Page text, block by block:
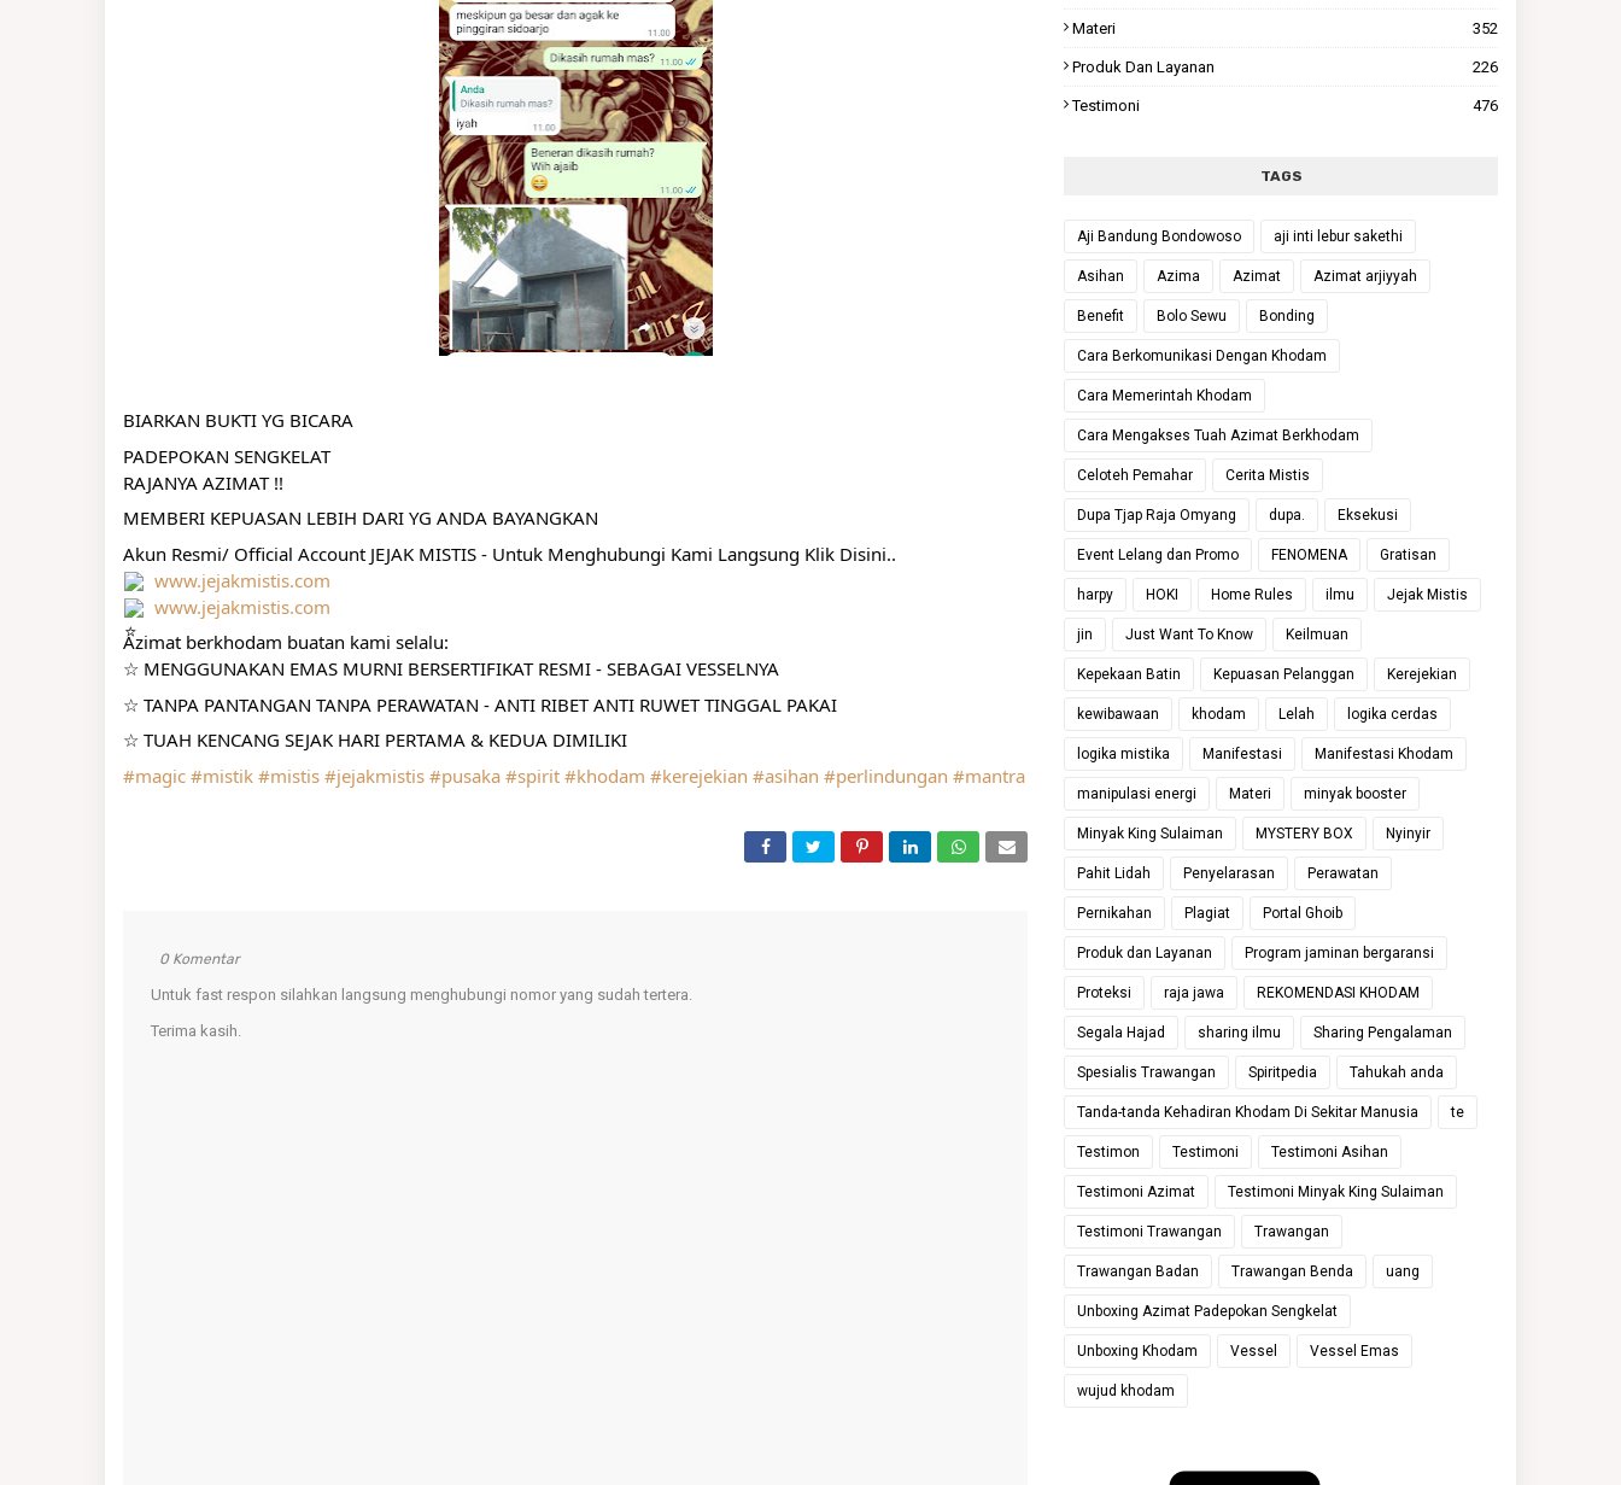
BIARKAN BUKTI YG BICARA
PADEPOKAN SENGKELAT
RAJANYA AZIMAT !!
MEMBERI KEPUASAN LEBIH DARI YG ANDA BAYANGKAN
Akun Resmi/ Official Account JEJAK MISTIS - Untuk Menghubungi Kami Langsung Klik Disini..
www.jejakmistis.com
www.jejakmistis.com
Azimat berkhodam buatan kami selalu:
☆ MENGGUNAKAN EMAS MURNI BERSERTIFIKAT RESMI - SEBAGAI VESSELNYA
☆ TANPA PANTANGAN TANPA PERAWATAN - ANTI RIBET ANTI RUWET TINGGAL PAKAI
☆ TUAH KENCANG SEJAK HARI PERTAMA & KEDUA DIMILIKI
#magic #mistik #mistis #jejakmistis #pusaka #spirit #khodam #kerejekian #asihan #perlindungan #mantra
0 Komentar
Untuk fast respon silahkan langsung menghubungi nomor yang sudah tertera.
Terima kasih.
Materi 352
Produk Dan Layanan 226
Testimoni 476
TAGS
Aji Bandung Bondowoso aji inti lebur sakethi
Asihan Azima Azimat Azimat arjiyyah
Benefit Bolo Sewu Bonding
Cara Berkomunikasi Dengan Khodam
Cara Memerintah Khodam
Cara Mengakses Tuah Azimat Berkhodam
Celoteh Pemahar Cerita Mistis
Dupa Tjap Raja Omyang dupa. Eksekusi
Event Lelang dan Promo FENOMENA Gratisan
harpy HOKI Home Rules ilmu Jejak Mistis
jin Just Want To Know Keilmuan
Kepekaan Batin Kepuasan Pelanggan Kerejekian
kewibawaan khodam Lelah logika cerdas
logika mistika Manifestasi Manifestasi Khodam
manipulasi energi Materi minyak booster
Minyak King Sulaiman MYSTERY BOX Nyinyir
Pahit Lidah Penyelarasan Perawatan
Pernikahan Plagiat Portal Ghoib
Produk dan Layanan Program jaminan bergaransi
Proteksi raja jawa REKOMENDASI KHODAM
Segala Hajad sharing ilmu Sharing Pengalaman
Spesialis Trawangan Spiritpedia Tahukah anda
Tanda-tanda Kehadiran Khodam Di Sekitar Manusia te
Testimon Testimoni Testimoni Asihan
Testimoni Azimat Testimoni Minyak King Sulaiman
Testimoni Trawangan Trawangan
Trawangan Badan Trawangan Benda uang
Unboxing Azimat Padepokan Sengkelat
Unboxing Khodam Vessel Vessel Emas
wujud khodam